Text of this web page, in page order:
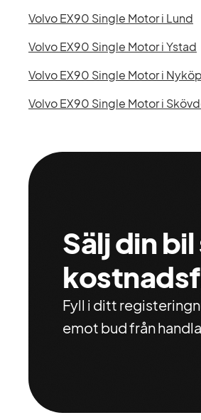
Volvo EX90 Single Motor i Lund
Volvo EX90 Single Motor i Ystad
Volvo EX90 Single Motor i
Volvo EX90 Single Motor i
Sälj din
Fyll i ditt
emot bud från